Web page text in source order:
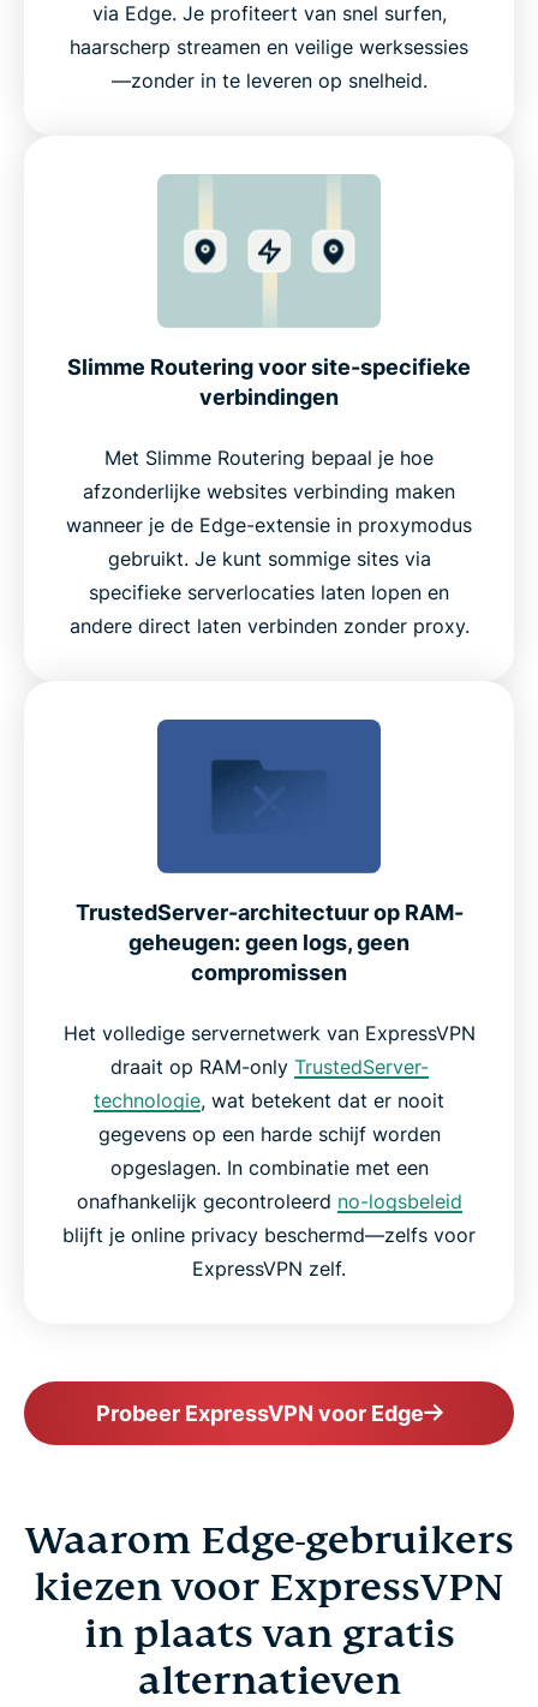
via Edge. Je profiteert van snel surfen,
haarscherp streamen en veilige werksessies
—zonder in te leveren op snelheid.
Slimme Routering voor site-specifieke
verbindingen
Met Slimme Routering bepaal je hoe
afzonderlijke websites verbinding maken
wanneer je de Edge-extensie in proxymodus
gebruikt. Je kunt sommige sites via
specifieke serverlocaties laten lopen en
andere direct laten verbinden zonder proxy.
TrustedServer-architectuur op RAM-
geheugen: geen logs, geen
compromissen
Het volledige servernetwerk van ExpressVPN
draait op RAM-only TrustedServer-
technologie, wat betekent dat er nooit
gegevens op een harde schijf worden
opgeslagen. In combinatie met een
onafhankelijk gecontroleerd no-logsbeleid
blijft je online privacy beschermd—zelfs voor
ExpressVPN zelf.
Probeer ExpressVPN voor Edge
Waarom Edge-gebruikers
kiezen voor ExpressVPN
in plaats van gratis
alternatieven